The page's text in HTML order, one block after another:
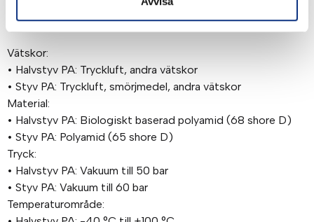
Tekniska egenskaper:
Vätskor:
• Halvstyv PA: Tryckluft, andra vätskor
• Styv PA: Tryckluft, smörjmedel, andra vätskor
Material:
• Halvstyv PA: Biologiskt baserad polyamid (68 shore D)
• Styv PA: Polyamid (65 shore D)
Tryck:
• Halvstyv PA: Vakuum till 50 bar
• Styv PA: Vakuum till 60 bar
Temperaturområde: